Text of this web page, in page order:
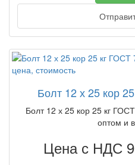
Болт 12 х 25 кор
Болт 12 х 25 кор 25 кг
оптом и
Цена с НДС